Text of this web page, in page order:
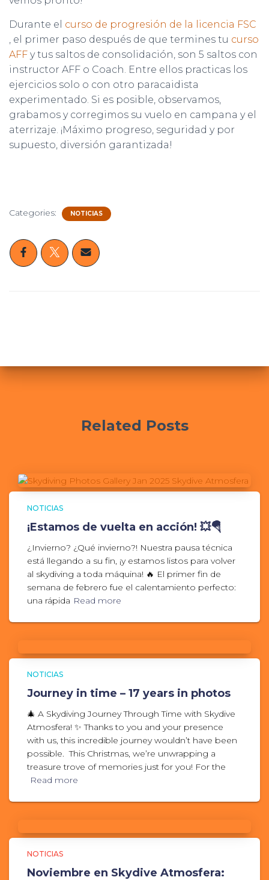
Durante el curso de progresión de la licencia FSC
, el primer paso después de que termines tu curso
AFF y tus saltos de consolidación, son 5 saltos con
instructor AFF o Coach. Entre ellos practicas los
ejercicios solo o con otro paracaidista
experimentado. Si es posible, observamos,
grabamos y corregimos su vuelo en campana y el
aterrizaje. ¡Máximo progreso, seguridad y por
supuesto, diversión garantizada!
Categories: NOTICIAS
Related Posts
NOTICIAS
¡Estamos de vuelta en acción! 💥🪂
¿Invierno? ¿Qué invierno?! Nuestra pausa técnica
está llegando a su fin, ¡y estamos listos para volver
al skydiving a toda máquina! 🔥 El primer fin de
semana de febrero fue el calentamiento perfecto:
una rápida Read more
NOTICIAS
Journey in time – 17 years in photos
🎄 A Skydiving Journey Through Time with Skydive
Atmosfera! ✨ Thanks to you and your presence
with us, this incredible journey wouldn’t have been
possible. This Christmas, we’re unwrapping a
treasure trove of memories just for you! For the
Read more
NOTICIAS
Noviembre en Skydive Atmosfera: